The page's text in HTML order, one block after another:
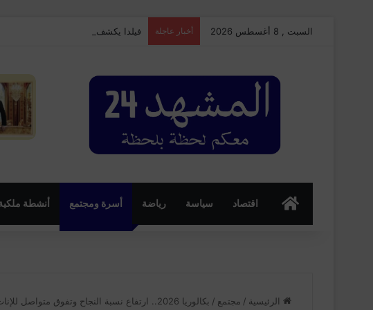
السبت , 8 أغسطس 2026 أخبار عاجلة فيلدا يكشف مفاجآت مباراة لبؤات
الرئسيةاقتصاد سياسة رياضة أسرة ومجتمع أنشطة
الرئيسية / مجتمع / بكالوريا 2026.. ارتفاع نسبة النجاح وتفوق متواصل للإناث على الصعيد الوطني